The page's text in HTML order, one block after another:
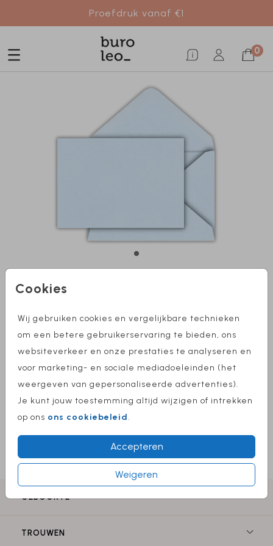
Proefdruk vanaf €1
0
Cookies
Wij gebruiken cookies en vergelijkbare technieken
om een betere gebruikerservaring te bieden, ons
websiteverkeer en onze prestaties te analyseren en
voor marketing- en sociale mediadoeleinden (het
weergeven van gepersonaliseerde advertenties).
Je kunt jouw toestemming altijd wijzigen of intrekken
op ons ons cookiebeleid.
Accepteren
Weigeren
Lichtblauw 15,6 X 22
Helaas is dit product tijdelijk uitverkocht!
Heb je vragen? Neem dan contact met ons
Omschrijving
lichtblauw 15,6 x 22
per 1
GEBOORTE
TROUWEN